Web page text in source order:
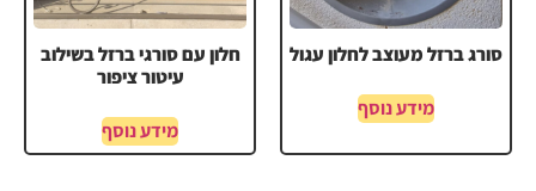
סורג ברזל מעוצב לחלון עגול
מידע נוסף
חלון עם סורגי ברזל בשילוב
עיטור ציפור
מידע נוסף